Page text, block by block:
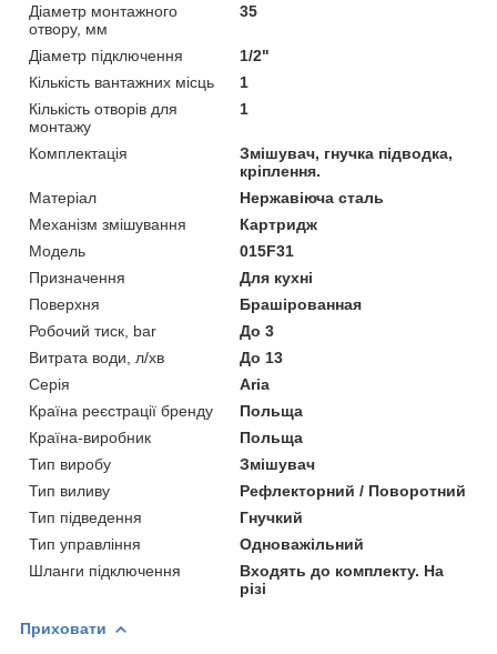
Діаметр монтажного
отвору, мм
35
Діаметр підключення
1/2"
Кількість вантажних місць
1
Кількість отворів для
монтажу
1
Комплектація
Змішувач, гнучка підводка,
кріплення.
Матеріал
Нержавіюча сталь
Механізм змішування
Картридж
Мoдель
015F31
Призначення
Для кухні
Поверхня
Брашірованная
Робочий тиск, bar
До 3
Витрата води, л/хв
До 13
Серія
Aria
Країна реєстрації бренду
Польща
Країна-виробник
Польща
Тип виробу
Змішувач
Тип виливу
Рефлекторний / Поворотний
Тип підведення
Гнучкий
Тип управління
Одноважільний
Шланги підключення
Входять до комплекту. На
різі
Приховати